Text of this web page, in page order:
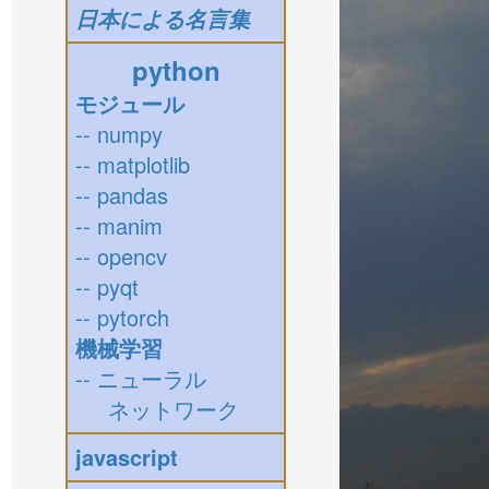
日本による名言集
python
モジュール
-- numpy
-- matplotlib
-- pandas
-- manim
-- opencv
-- pyqt
-- pytorch
機械学習
-- ニューラル
ネットワーク
javascript